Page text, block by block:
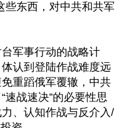
些东西，对中共和共军
军事行动的战略计
认到登陆作战难度远
重蹈俄军覆辙，中共
速战速决”的必要性思
、认知作战与反介入/